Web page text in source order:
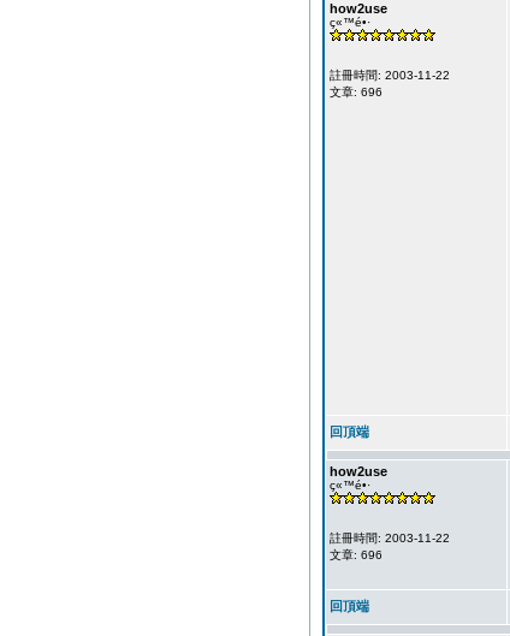
how2use
ç«™é•·
註冊時間: 2003-11-22
文章: 696
回頂端
how2use
ç«™é•·
註冊時間: 2003-11-22
文章: 696
回頂端